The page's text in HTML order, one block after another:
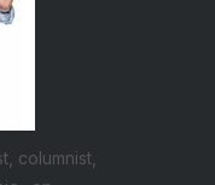
columnist,